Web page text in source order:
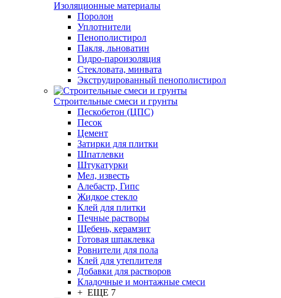
Изоляционные материалы
Поролон
Уплотнители
Пенополистирол
Пакля, льноватин
Гидро-пароизоляция
Стекловата, минвата
Экструдированный пенополистирол
Строительные смеси и грунты
Пескобетон (ЦПС)
Песок
Цемент
Затирки для плитки
Шпатлевки
Штукатурки
Мел, известь
Алебастр, Гипс
Жидкое стекло
Клей для плитки
Печные растворы
Щебень, керамзит
Готовая шпаклевка
Ровнители для пола
Клей для утеплителя
Добавки для растворов
Кладочные и монтажные смеси
+ ЕЩЕ 7